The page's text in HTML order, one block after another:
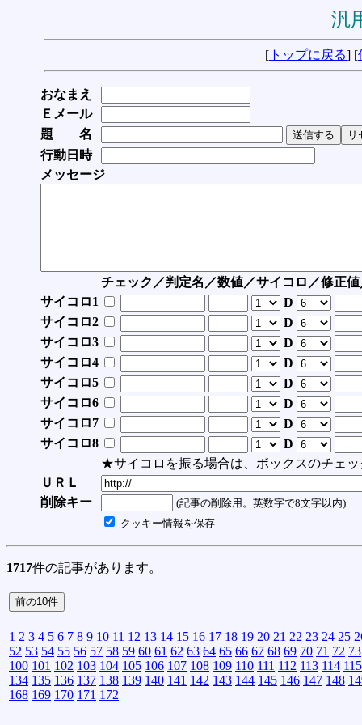
汎
[ トップに戻る] [
おなまえ
Ｅメール
題 名
行動日時
メッセージ
チェック／判定名／数値／サイコロ／修正
サイコロ1
D
サイコロ2
D
サイコロ3
D
サイコロ4
D
サイコロ5
D
サイコロ6
D
サイコロ7
D
サイコロ8
D
★サイコロを振る場合は、ボックスのチェッ
ＵＲＬ
削除キー
(記事の削除用。英数字で8文字以内)
クッキー情報を保存
1717件の記事があります。
1 2 3 4 5 6 7 8 9 10 11 12 13 14 15 16 17 18 19 20 21 22 23 24 25
52 53 54 55 56 57 58 59 60 61 62 63 64 65 66 67 68 69 70 71 72 73
100 101 102 103 104 105 106 107 108 109 110 111 112 113 114 115
134 135 136 137 138 139 140 141 142 143 144 145 146 147 148
168 169 170 171 172